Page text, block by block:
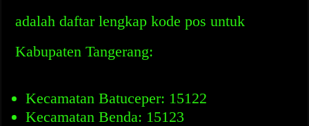
adalah daftar lengkap kode pos untuk
Kabupaten Tangerang:
Kecamatan Batuceper: 15122
Kecamatan Benda: 15123